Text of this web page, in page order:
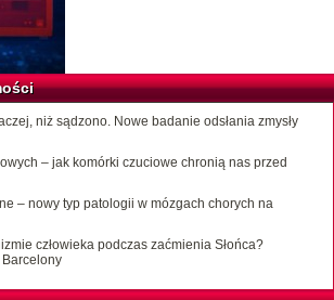
niż sądzono. Nowe badanie odsłania zmysły
– jak komórki czuciowe chronią nas przed
– nowy typ patologii w mózgach chorych na
człowieka podczas zaćmienia Słońca?